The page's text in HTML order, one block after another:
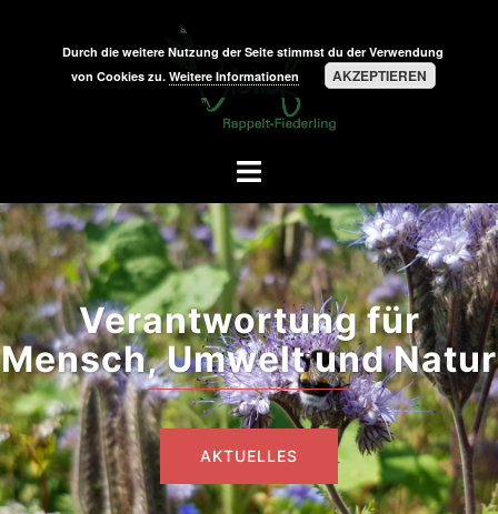
Menü
Verantwortung für
Mensch, Umwelt und Natur
AKTUELLES
Durch die weitere Nutzung der Seite stimmst du der Verwendung
von Cookies zu. Weitere Informationen AKZEPTIEREN